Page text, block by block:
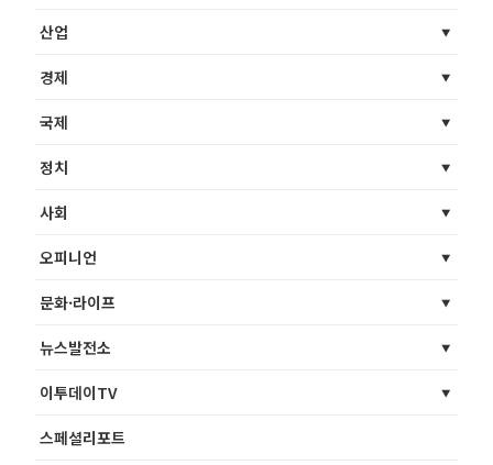
산업
경제
국제
정치
사회
오피니언
문화·라이프
뉴스발전소
이투데이TV
스페셜리포트